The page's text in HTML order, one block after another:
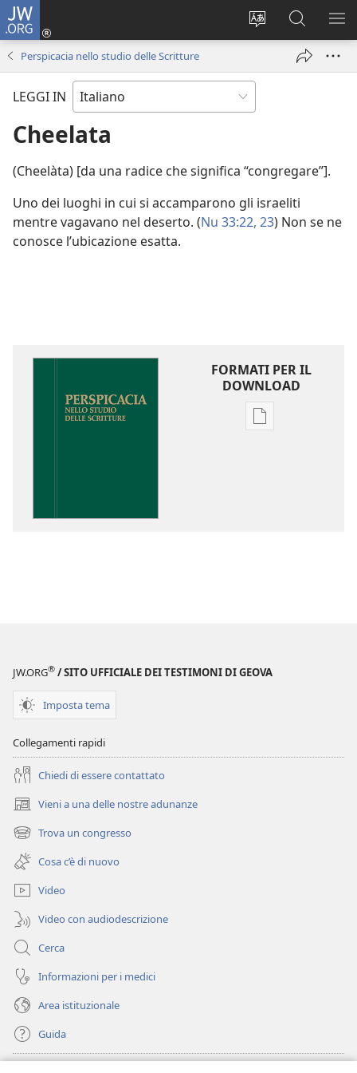
JW.ORG
Modificare
Accedi
(apre
finestra)
Cerca
in
JW.ORG
Perspicacia nello studio delle Scritture
LEGGI IN
Cheelata
(Cheelàta) [da una radice che significa “congregare”].
Uno dei luoghi in cui si accamparono gli israeliti
mentre vagavano nel deserto. (Nu 33:22, 23) Non se ne
conosce l’ubicazione esatta.
FORMATI PER IL
DOWNLOAD
Opzioni
JW.ORG® / SITO UFFICIALE DEI TESTIMONI DI GEOVA
Imposta tema
Collegamenti rapidi
Chiedi di essere contattato
Vieni a una delle nostre adunanze
(apre
una
nuova
finestra)
Trova un congresso
(apre
una
nuova
finestra)
Cosa c’è di nuovo
Video
Video con audiodescrizione
Cerca
Informazioni per i medici
Area istituzionale
Guida